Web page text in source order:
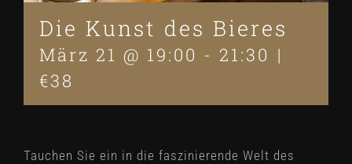
Die Kunst des Bieres
März 21 @ 19:00 - 21:30 |
€38
Tauchen Sie ein in die faszinierende Welt des